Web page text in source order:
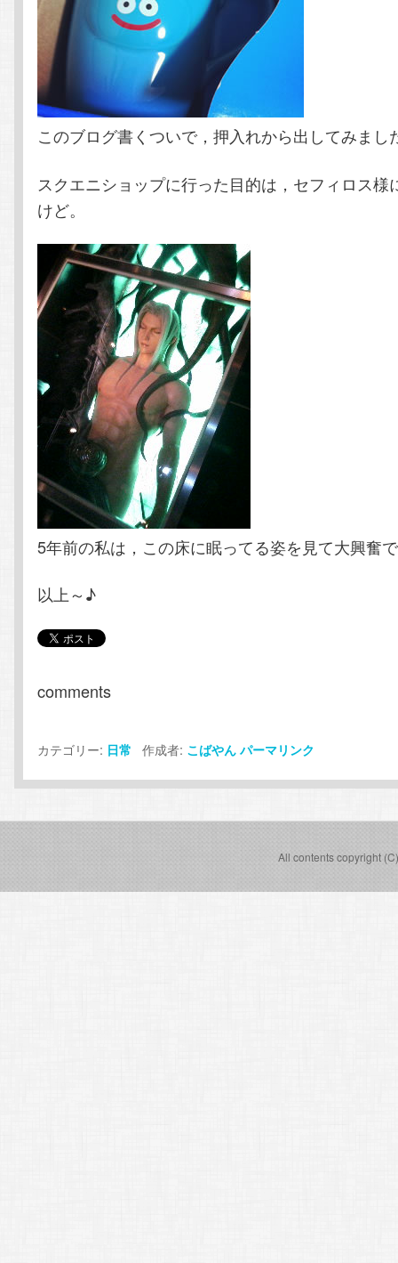
このブログ書くついで，押入れから出してみまし
スクエニショップに行った目的は，セフィロス様
けど。
5年前の私は，この床に眠ってる姿を見て大興奮
以上～♪
comments
カテゴリー: 日常 作成者: こばやん パーマリンク
All contents copyright